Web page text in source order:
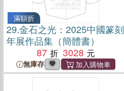
滿額折
29.金石之光：2025中國篆刻
年展作品集（簡體書）
87
3028
無庫存